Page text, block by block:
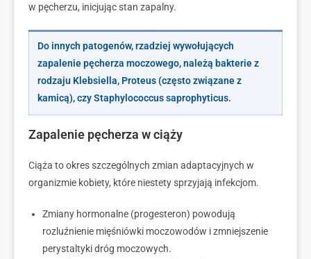
w pęcherzu, inicjując stan zapalny.
Do innych patogenów, rzadziej wywołujących
zapalenie pęcherza moczowego, należą bakterie z
rodzaju Klebsiella, Proteus (często związane z
kamicą), czy Staphylococcus saprophyticus.
Zapalenie pęcherza w ciąży
Ciąża to okres szczególnych zmian adaptacyjnych w
organizmie kobiety, które niestety sprzyjają infekcjom.
Zmiany hormonalne (progesteron) powodują
rozluźnienie mięśniówki moczowodów i zmniejszenie
perystaltyki dróg moczowych.